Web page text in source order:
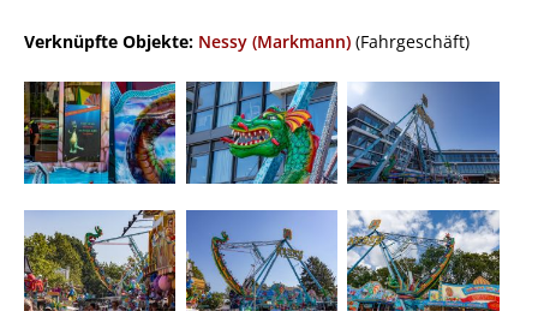
Verknüpfte Objekte: Nessy (Markmann) (Fahrgeschäft)